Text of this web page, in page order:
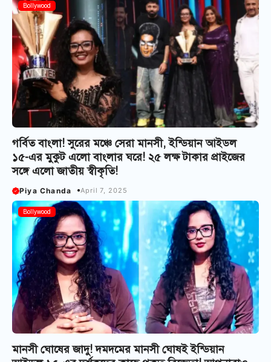
Bollywood
গর্বিত বাংলা! সুরের মঞ্চে সেরা মানসী, ইন্ডিয়ান আইডল
১৫-এর মুকুট এলো বাংলার ঘরে! ২৫ লক্ষ টাকার প্রাইজের
সঙ্গে এলো জাতীয় স্বীকৃতি!
Piya Chanda April 7, 2025
Bollywood
মানসী ঘোষের জাদু! দমদমের মানসী ঘোষই ইন্ডিয়ান